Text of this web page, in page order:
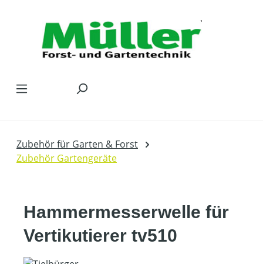
Zubehör für Garten & Forst
Zubehör Gartengeräte
Hammermesserwelle für
Vertikutierer tv510